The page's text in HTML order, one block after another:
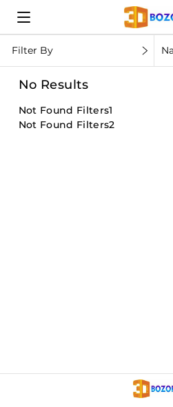
Filter By
No Results
Not Found Filters1
Not Found Filters2